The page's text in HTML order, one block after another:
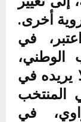
أخرى.
في
الوطني،
يريده في
المنتخب
في